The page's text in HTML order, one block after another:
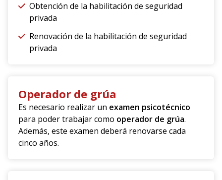
Obtención de la habilitación de seguridad
privada
Renovación de la habilitación de seguridad
privada
Operador de grúa
Es necesario realizar un examen psicotécnico
para poder trabajar como operador de grúa.
Además, este examen deberá renovarse cada
cinco años.